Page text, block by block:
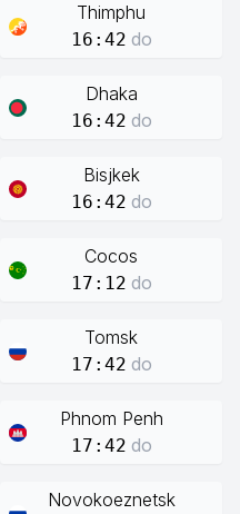
Thimphu
16:42 do
Dhaka
16:42 do
Bisjkek
16:42 do
Cocos
17:12 do
Tomsk
17:42 do
Phnom Penh
17:42 do
Novokoeznetsk